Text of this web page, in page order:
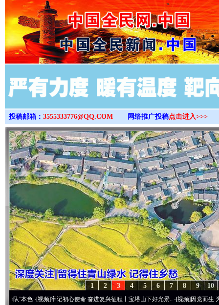
>
投稿邮箱： 3555333776@QQ.COM 网络推广投稿点击进入>>>
10
9
8
7
6
5
4
3
2
1
·[视频]牢记初心使命 奋进复兴征程丨宝塔山下好光景..·[视频]因党而生 为党而战——